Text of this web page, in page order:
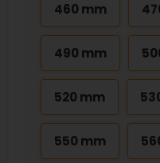
460 mm
490 mm
520 mm
550 mm